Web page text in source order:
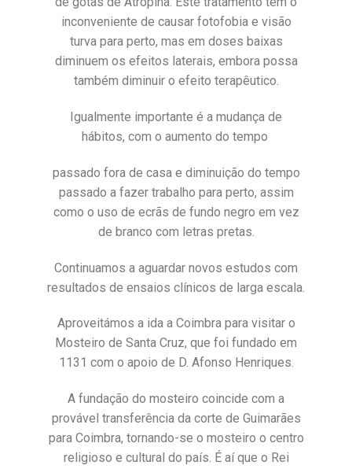
inconveniente de causar fotofobia e visão
turva para perto, mas em doses baixas
diminuem os efeitos laterais, embora possa
também diminuir o efeito terapêutico.
Igualmente importante é a mudança de
hábitos, com o aumento do tempo
passado fora de casa e diminuição do tempo
passado a fazer trabalho para perto, assim
como o uso de ecrãs de fundo negro em vez
de branco com letras pretas.
Continuamos a aguardar novos estudos com
resultados de ensaios clínicos de larga escala.
Aproveitámos a ida a Coimbra para visitar o
Mosteiro de Santa Cruz, que foi fundado em
1131 com o apoio de D. Afonso Henriques.
A fundação do mosteiro coincide com a
provável transferência da corte de Guimarães
para Coimbra, tornando-se o mosteiro o centro
religioso e cultural do país. É aí que o Rei